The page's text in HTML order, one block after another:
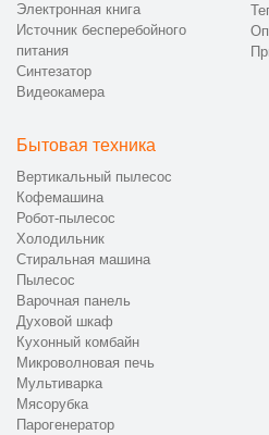
Электронная книга
Источник бесперебойного
питания
Синтезатор
Видеокамера
Бытовая техника
Вертикальный пылесос
Кофемашина
Робот-пылесос
Холодильник
Стиральная машина
Пылесос
Варочная панель
Духовой шкаф
Кухонный комбайн
Микроволновая печь
Мультиварка
Мясорубка
Парогенератор